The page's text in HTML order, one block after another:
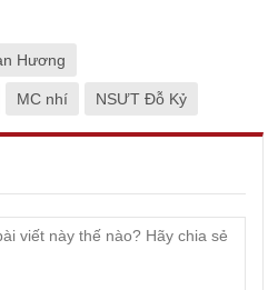
Hương
MC nhí NSƯT Đỗ Kỷ